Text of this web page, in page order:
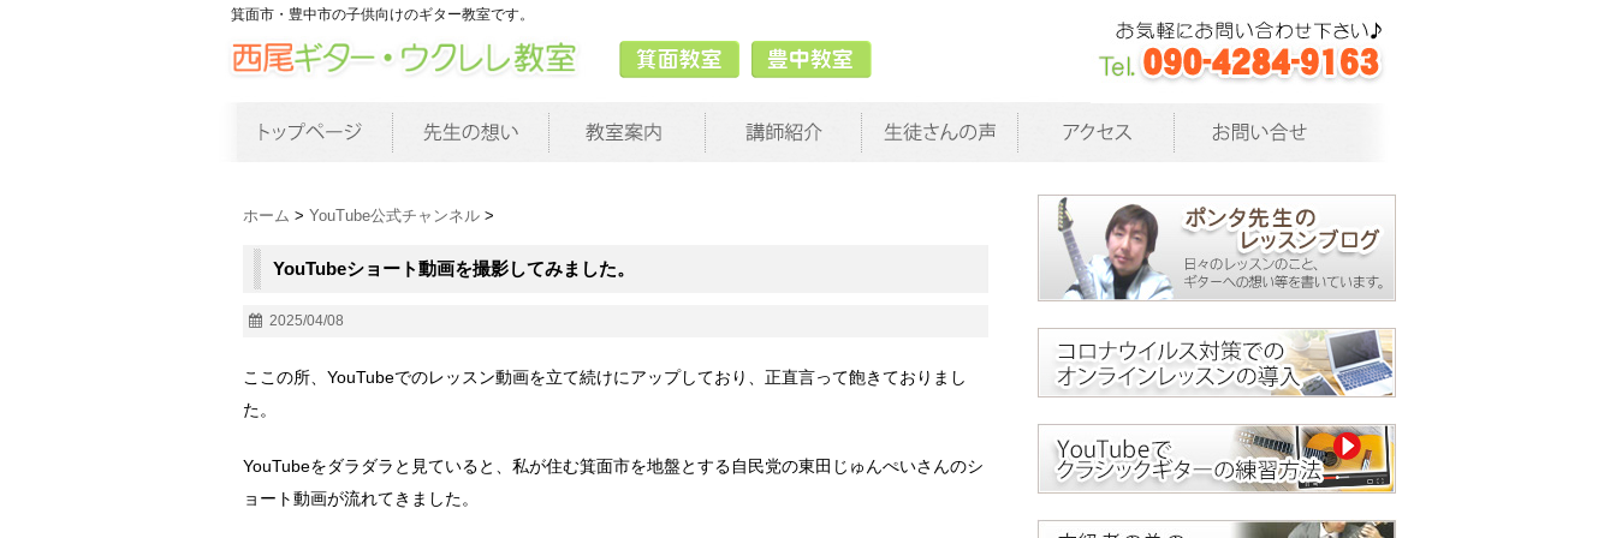
箕面市・豊中市の子供向けのギター教室です。
ホーム > YouTube公式チャンネル >
YouTubeショート動画を撮影してみました。
2025/04/08
ここの所、YouTubeでのレッスン動画を立て続けにアップしており、正直言って飽きておりまし
た。
YouTubeをダラダラと見ていると、私が住む箕面市を地盤とする自民党の東田じゅんぺいさんのシ
ョート動画が流れてきました。